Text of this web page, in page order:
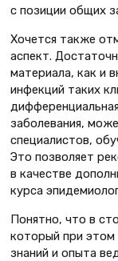
с позиции общих
Хочется также
аспект.
материала, как и
инфекций таких
заболевания,
специалистов,
Это позволяет
в качестве
курса
Понятно, что в
который при этом
знаний и опыта